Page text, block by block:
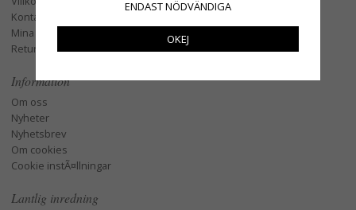
Kontakta oss
Mina favoriter
Retur och Reklamation
Information
Om oss
Nyheter
Nyhetsbrev
Om cookies
Cookie instÃ¤llningar
Lantlig inredning
ENDAST NÖDVÄNDIGA
OKEJ